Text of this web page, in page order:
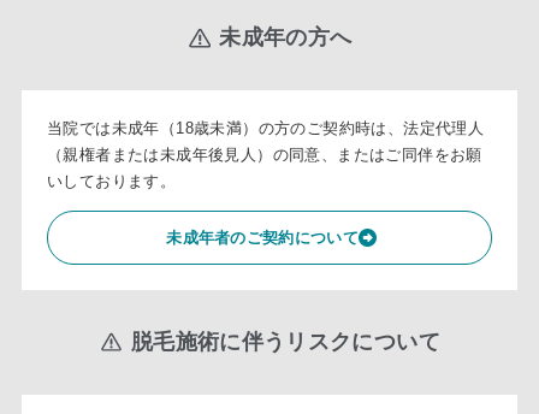
未成年の方へ
当院では未成年（18歳未満）の方のご契約時は、法定代理人
（親権者または未成年後見人）の同意、またはご同伴をお願
いしております。
未成年者のご契約について
脱毛施術に伴うリスクについて